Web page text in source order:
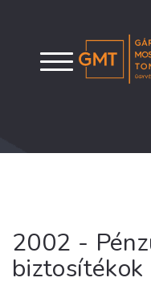
2002 -
biztosítékok